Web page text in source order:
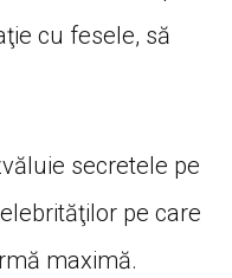
cu fesele, să
secretele pe
pe care
maximă.